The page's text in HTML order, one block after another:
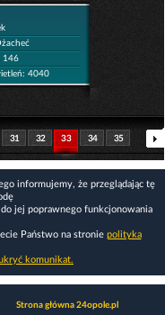
146
4040
31 32 33 34 35
informujemy, że przeglądając tę
jej poprawnego funkcjonowania
Państwo na stronie polityka
komunikat.
Strona główna 24opole.pl